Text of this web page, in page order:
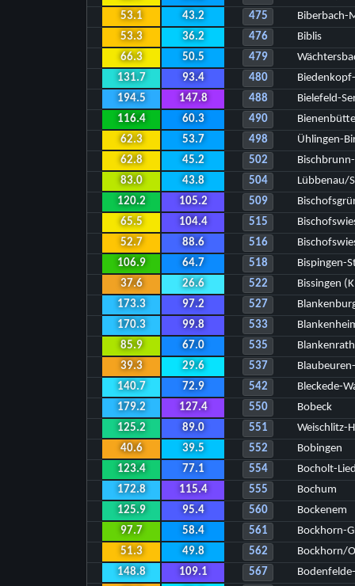
53.1
43.2 475
Biberbach-
53.3
36.2 476
Biblis
66.3
50.5 479
131.7
93.4 480
194.5
147.8 488
Bielefeld-
116.4
60.3 490
62.3
53.7 498
Ühlingen-
62.8
45.2 502
83.0
43.8 504
Lübbenau/
120.2
105.2 509
65.5
104.4 515
52.7
88.6 516
106.9
64.7 518
Bispingen-
37.6
26.6 522
Bissingen
173.3
97.2 527
170.3
99.8 533
85.9
67.0 535
Blankenrath
39.3
29.6 537
140.7
72.9 542
Bleckede-
179.2
127.4 550
Bobeck
125.2
89.0 551
Weischlitz-
40.6
39.5 552
Bobingen
123.4
77.1 554
Bocholt-
172.8
115.4 555
Bochum
125.9
95.4 560
Bockenem
97.7
58.4 561
Bockhorn-
51.3
49.8 562
Bockhorn/
148.8
109.1 567